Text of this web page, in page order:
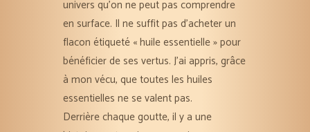
univers qu’on ne peut pas comprendre
en surface. Il ne suffit pas d’acheter un
flacon étiqueté « huile essentielle » pour
bénéficier de ses vertus. J’ai appris, grâce
à mon vécu, que toutes les huiles
essentielles ne se valent pas.
Derrière chaque goutte, il y a une